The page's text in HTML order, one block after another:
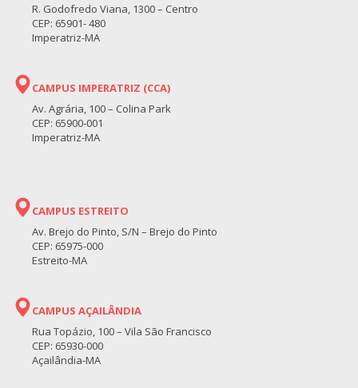
R. Godofredo Viana, 1300 – Centro
CEP: 65901- 480
Imperatriz-MA
CAMPUS IMPERATRIZ (CCA)
Av. Agrária, 100 – Colina Park
CEP: 65900-001
Imperatriz-MA
CAMPUS ESTREITO
Av. Brejo do Pinto, S/N – Brejo do Pinto
CEP: 65975-000
Estreito-MA
CAMPUS AÇAILÂNDIA
Rua Topázio, 100 – Vila São Francisco
CEP: 65930-000
Açailândia-MA